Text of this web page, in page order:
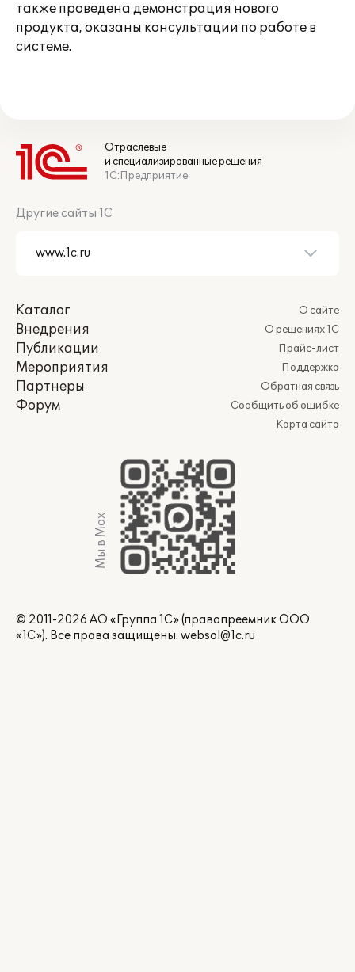
также проведена демонстрация нового
продукта, оказаны консультации по работе в
системе.
Отраслевые
и специализированные решения
1С:Предприятие
Другие сайты 1С
Каталог
Внедрения
Публикации
Мероприятия
Партнеры
Форум
О сайте
О решениях 1С
Прайс-лист
Поддержка
Обратная связь
Сообщить об ошибке
Карта сайта
Мы в Max
© 2011-2026 АО «Группа 1С» (правопреемник ООО
«1С»). Все права защищены. websol@1c.ru